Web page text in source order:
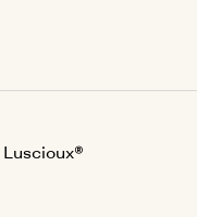
Luscioux®